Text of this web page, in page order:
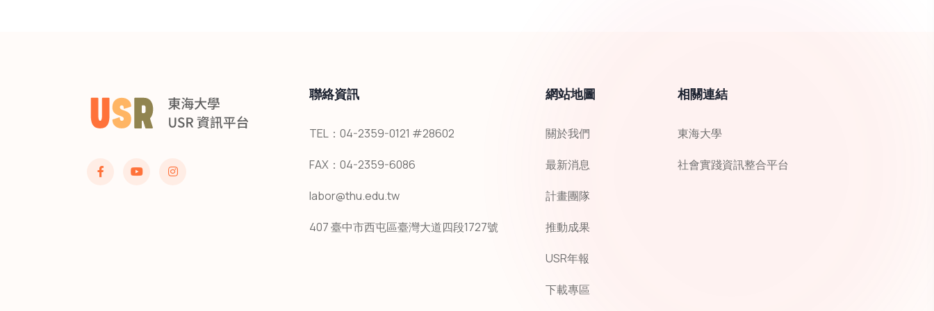
聯絡資訊
TEL：04-2359-0121 #28602
FAX：04-2359-6086
labor@thu.edu.tw
407 臺中市西屯區臺灣大道四段1727號
網站地圖
關於我們
最新消息
計畫團隊
推動成果
USR年報
下載專區
相關連結
東海大學
社會實踐資訊整合平台